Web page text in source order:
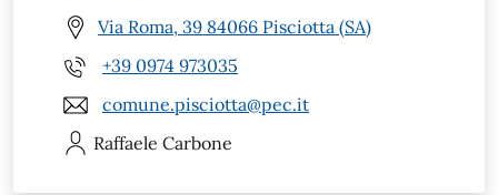
Via Roma, 39 84066 Pisciotta (SA)
+39 0974 973035
comune.pisciotta@pec.it
Raffaele Carbone